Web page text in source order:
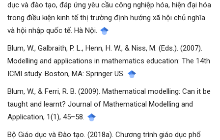
dục và đào tạo, đáp ứng yêu cầu công nghiệp hóa, hiện đại hóa
trong điều kiện kinh tế thị trường định hướng xã hội chủ nghĩa
và hội nhập quốc tế. Hà Nội.
Blum, W., Galbraith, P. L., Henn, H. W., & Niss, M. (Eds.). (2007).
Modelling and applications in mathematics education: The 14th
ICMI study. Boston, MA: Springer US.
Blum, W., & Ferri, R. B. (2009). Mathematical modelling: Can it be
taught and learnt? Journal of Mathematical Modelling and
Application, 1(1), 45–58.
Bộ Giáo dục và Đào tạo. (2018a). Chương trình giáo dục phổ